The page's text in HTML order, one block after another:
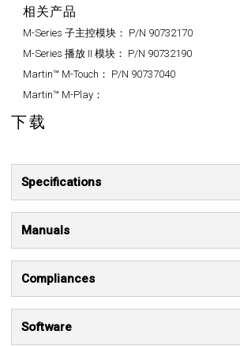
相关产品
M-Series 子主控模块： P/N 90732170
M-Series 播放 II 模块： P/N 90732190
Martin™ M-Touch： P/N 90737040
Martin™ M-Play：
下载
Specifications
Manuals
Compliances
Software